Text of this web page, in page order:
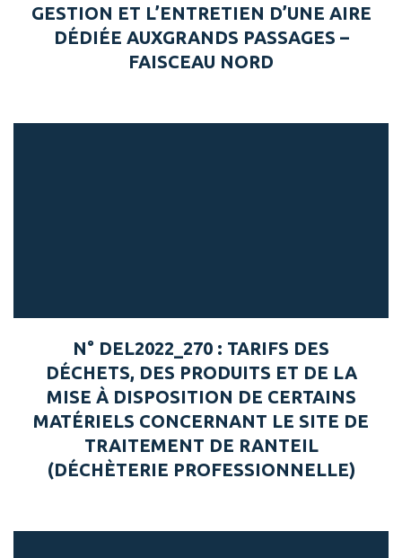
GESTION ET L’ENTRETIEN D’UNE AIRE
DÉDIÉE AUXGRANDS PASSAGES –
FAISCEAU NORD
N° DEL2022_270 : TARIFS DES
DÉCHETS, DES PRODUITS ET DE LA
MISE À DISPOSITION DE CERTAINS
MATÉRIELS CONCERNANT LE SITE DE
TRAITEMENT DE RANTEIL
(DÉCHÈTERIE PROFESSIONNELLE)